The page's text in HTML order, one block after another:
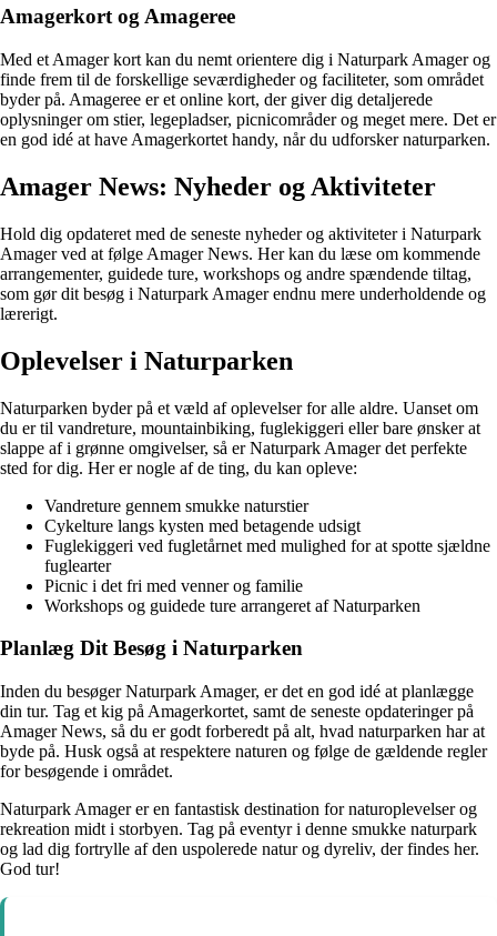
Amagerkort og Amageree
Med et Amager kort kan du nemt orientere dig i Naturpark Amager og
finde frem til de forskellige seværdigheder og faciliteter, som området
byder på. Amageree er et online kort, der giver dig detaljerede
oplysninger om stier, legepladser, picnicområder og meget mere. Det er
en god idé at have Amagerkortet handy, når du udforsker naturparken.
Amager News: Nyheder og Aktiviteter
Hold dig opdateret med de seneste nyheder og aktiviteter i Naturpark
Amager ved at følge Amager News. Her kan du læse om kommende
arrangementer, guidede ture, workshops og andre spændende tiltag,
som gør dit besøg i Naturpark Amager endnu mere underholdende og
lærerigt.
Oplevelser i Naturparken
Naturparken byder på et væld af oplevelser for alle aldre. Uanset om
du er til vandreture, mountainbiking, fuglekiggeri eller bare ønsker at
slappe af i grønne omgivelser, så er Naturpark Amager det perfekte
sted for dig. Her er nogle af de ting, du kan opleve:
Vandreture gennem smukke naturstier
Cykelture langs kysten med betagende udsigt
Fuglekiggeri ved fugletårnet med mulighed for at spotte sjældne
fuglearter
Picnic i det fri med venner og familie
Workshops og guidede ture arrangeret af Naturparken
Planlæg Dit Besøg i Naturparken
Inden du besøger Naturpark Amager, er det en god idé at planlægge
din tur. Tag et kig på Amagerkortet, samt de seneste opdateringer på
Amager News, så du er godt forberedt på alt, hvad naturparken har at
byde på. Husk også at respektere naturen og følge de gældende regler
for besøgende i området.
Naturpark Amager er en fantastisk destination for naturoplevelser og
rekreation midt i storbyen. Tag på eventyr i denne smukke naturpark
og lad dig fortrylle af den uspolerede natur og dyreliv, der findes her.
God tur!